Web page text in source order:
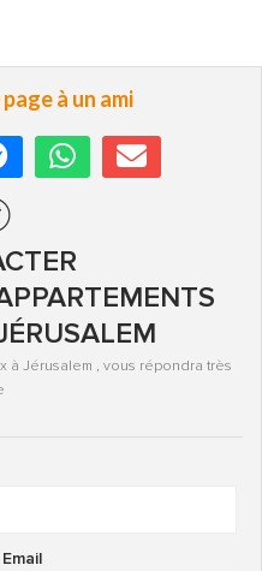
à un ami
à Jérusalem , vous répondra très
Email